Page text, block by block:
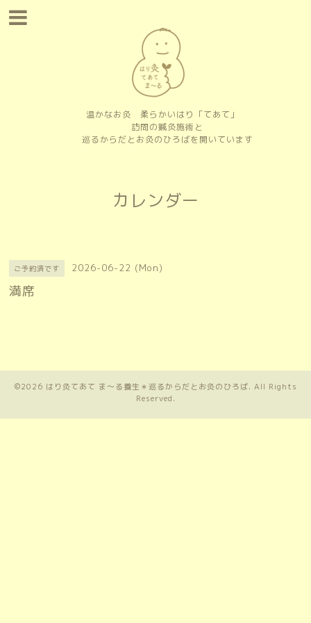
温かなお灸 柔らかいはり「てあて」
訪問の鍼灸施術と
巡るからだとお灸のひろばを開いています
カレンダー
ご予約済です 2026-06-22 (Mon)
満席
©2026 はり灸てあて ま〜る養生＊巡るからだとお灸のひろば. All Rights
Reserved.